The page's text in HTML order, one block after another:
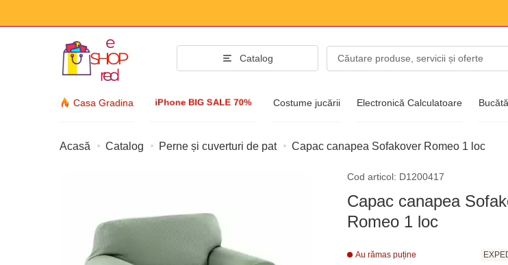
Catalog
Casa Gradina iPhone BIG SALE 70% Costume jucării Electronică Calculatoare
Accesorii pentru modă
Ochelari de soare
Bijuterii
Acasă Catalog Perne și cuverturi de pat Capac canapea Sofakover Romeo 1 loc
Cod articol: D1200417
Capac canapea
Romeo 1 loc
Au rămas puține